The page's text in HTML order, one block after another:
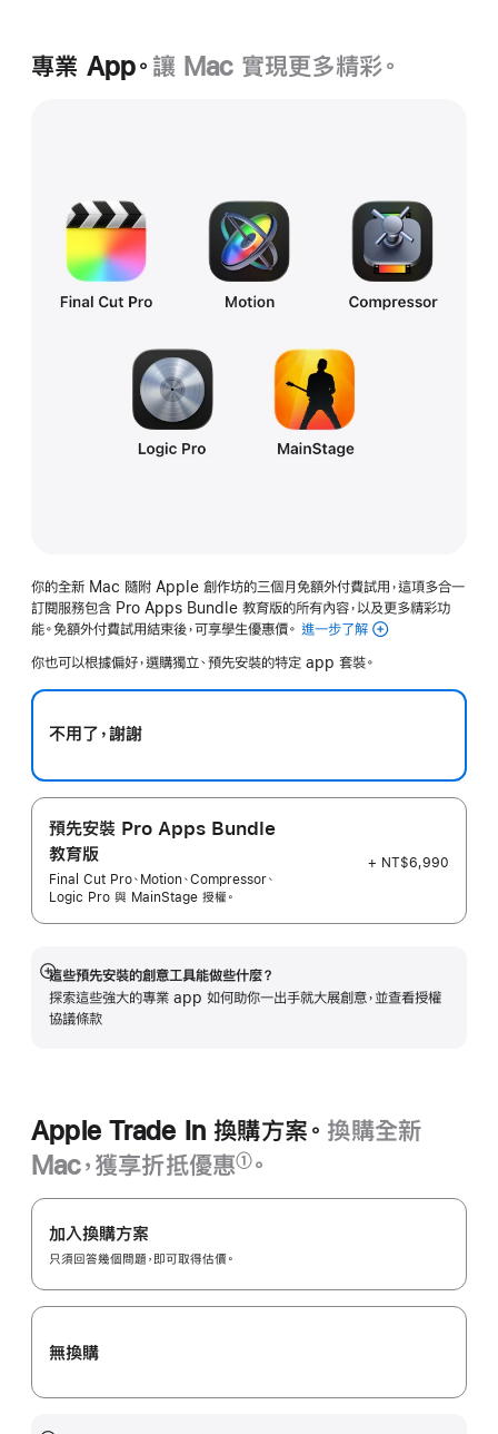
專業 App。 讓 Mac 實現更多精彩。
你的全新 Mac 隨附 Apple 創作坊的三個月免額外付費試用，這項多合一
訂閱服務包含 Pro Apps Bundle 教育版的所有內容，以及更多精彩功
能。免額外付費試用結束後，可享學生優惠價。 進一步了解 Apple
坊
你也可以根據偏好，選購獨立、預先安裝的特定 app 套裝。
不用了，謝謝
預先安裝 Pro Apps Bundle
教育版
Final Cut Pro、Motion、Compressor、
Logic Pro 與 MainStage 授權。
+ NT$6,990
這些預先安裝的創意工具能做些什麼？
探索這些強大的專業 app 如何助你一出手就大展創意，並查看授權
協議條款
顯
示
更
Apple Trade In 換購方案。 換購全新
Mac，獲享折抵優惠
腳
①。
Apple Trade In
方
案。
加入換購方案
只須回答幾個問題，即可取得估價。
無換購